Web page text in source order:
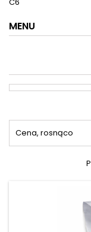
MENU
Cena, rosnąco